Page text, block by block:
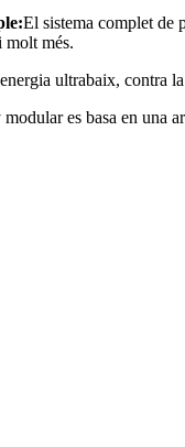
El sistema complet de
molt més.
ultrabaix, contra
es basa en una